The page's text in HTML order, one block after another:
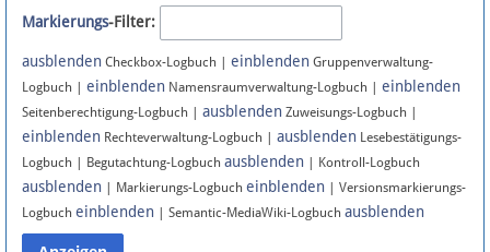
Bluesky
Facebook
Instagram
Anmelden
Markierungs-Filter:
ausblenden Checkbox-Logbuch | einblenden Gruppenverwaltung-
Logbuch | einblenden Namensraumverwaltung-Logbuch | einblenden
Seitenberechtigung-Logbuch | ausblenden Zuweisungs-Logbuch |
einblenden Rechteverwaltung-Logbuch | ausblenden Lesebestätigungs-
Logbuch | Begutachtung-Logbuch ausblenden | Kontroll-Logbuch
ausblenden | Markierungs-Logbuch einblenden | Versionsmarkierungs-
Logbuch einblenden | Semantic-MediaWiki-Logbuch ausblenden